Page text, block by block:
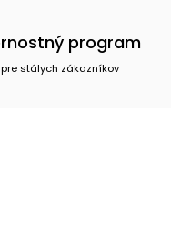
program
pre stálych zákazníkov